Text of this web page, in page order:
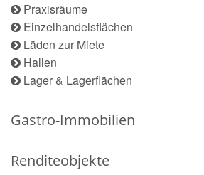
Praxisräume
Einzelhandelsflächen
Läden zur Miete
Hallen
Lager & Lagerflächen
Gastro-Immobilien
Renditeobjekte